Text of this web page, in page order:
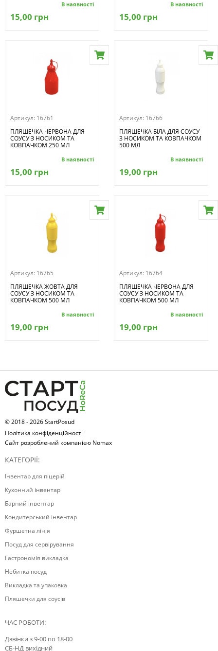
В наявності
15,00 грн
В наявності
15,00 грн
Артикул: 16761
ПЛЯШЕЧКА ЧЕРВОНА ДЛЯ
СОУСУ З НОСИКОМ ТА
КОВПАЧКОМ 250 МЛ
В наявності
15,00 грн
Артикул: 16766
ПЛЯШЕЧКА БІЛА ДЛЯ СОУСУ
З НОСИКОМ ТА КОВПАЧКОМ
500 МЛ
В наявності
19,00 грн
Артикул: 16765
ПЛЯШЕЧКА ЖОВТА ДЛЯ
СОУСУ З НОСИКОМ ТА
КОВПАЧКОМ 500 МЛ
В наявності
19,00 грн
Артикул: 16764
ПЛЯШЕЧКА ЧЕРВОНА ДЛЯ
СОУСУ З НОСИКОМ ТА
КОВПАЧКОМ 500 МЛ
В наявності
19,00 грн
© 2018 - 2026 StartPosud
Політика конфіденційності
Сайт розроблений компанією Nomax
КАТЕГОРІЇ:
Інвентар для піцерій
Кухонний інвентар
Барний інвентар
Кондитерський інвентар
Фуршетна лінія
Посуд для сервірування
Гастрономія викладка
Небитка посуд
Викладка та упаковка
Пляшечки для соусів
ЧАС РОБОТИ:
Дзвінки з 9-00 по 18-00
СБ-НД вихідний